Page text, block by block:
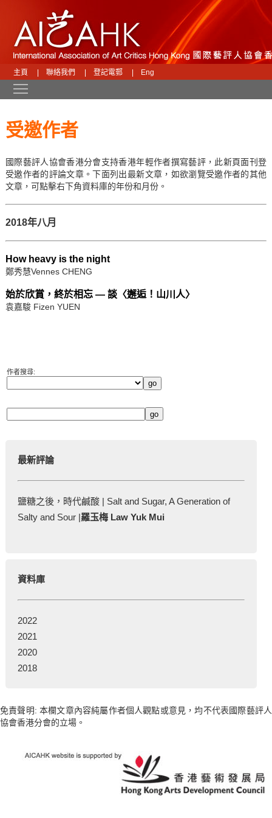
主頁 聯絡我們 登記電郵 Eng
受邀作者
國際藝評人協會香港分會支持香港年輕作者撰寫藝評，此新頁面刊登
受邀作者的評論文章。下面列出最新文章，如欲瀏覽受邀作者的其他
文章，可點擊右下角資料庫的年份和月份。
2018年八月
How heavy is the night
鄭秀慧Vennes CHENG
始於欣賞，終於相忘 — 談〈邂逅！山川人〉
袁嘉駿 Fizen YUEN
作者搜尋:
最新評論
鹽糖之後，時代鹹酸 | Salt and Sugar, A Generation of
Salty and Sour |羅玉梅 Law Yuk Mui
資料庫
2022
2021
2020
2018
免責聲明: 本欄文章內容純屬作者個人觀點或意見，均不代表國際藝評人
協會香港分會的立場。